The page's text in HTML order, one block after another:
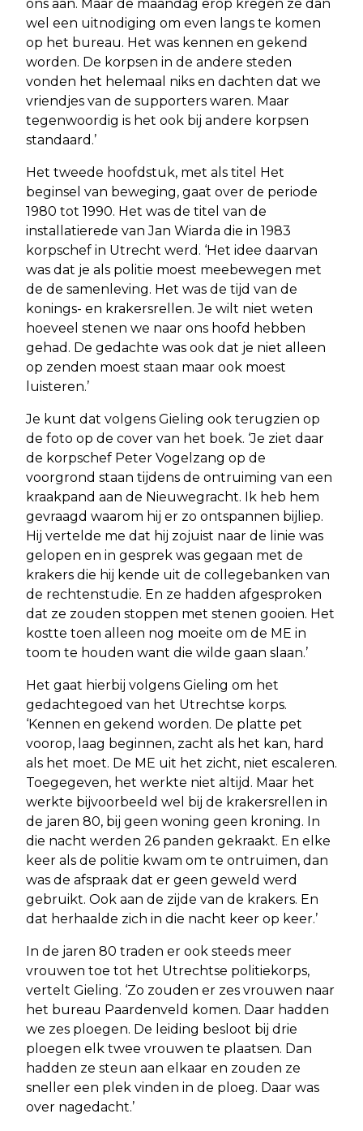
ons aan. Maar de maandag erop kregen ze dan
wel een uitnodiging om even langs te komen
op het bureau. Het was kennen en gekend
worden. De korpsen in de andere steden
vonden het helemaal niks en dachten dat we
vriendjes van de supporters waren. Maar
tegenwoordig is het ook bij andere korpsen
standaard.’
Het tweede hoofdstuk, met als titel Het
beginsel van beweging, gaat over de periode
1980 tot 1990. Het was de titel van de
installatierede van Jan Wiarda die in 1983
korpschef in Utrecht werd. ‘Het idee daarvan
was dat je als politie moest meebewegen met
de de samenleving. Het was de tijd van de
konings- en krakersrellen. Je wilt niet weten
hoeveel stenen we naar ons hoofd hebben
gehad. De gedachte was ook dat je niet alleen
op zenden moest staan maar ook moest
luisteren.’
Je kunt dat volgens Gieling ook terugzien op
de foto op de cover van het boek. ‘Je ziet daar
de korpschef Peter Vogelzang op de
voorgrond staan tijdens de ontruiming van een
kraakpand aan de Nieuwegracht. Ik heb hem
gevraagd waarom hij er zo ontspannen bijliep.
Hij vertelde me dat hij zojuist naar de linie was
gelopen en in gesprek was gegaan met de
krakers die hij kende uit de collegebanken van
de rechtenstudie. En ze hadden afgesproken
dat ze zouden stoppen met stenen gooien. Het
kostte toen alleen nog moeite om de ME in
toom te houden want die wilde gaan slaan.’
Het gaat hierbij volgens Gieling om het
gedachtegoed van het Utrechtse korps.
‘Kennen en gekend worden. De platte pet
voorop, laag beginnen, zacht als het kan, hard
als het moet. De ME uit het zicht, niet escaleren.
Toegegeven, het werkte niet altijd. Maar het
werkte bijvoorbeeld wel bij de krakersrellen in
de jaren 80, bij geen woning geen kroning. In
die nacht werden 26 panden gekraakt. En elke
keer als de politie kwam om te ontruimen, dan
was de afspraak dat er geen geweld werd
gebruikt. Ook aan de zijde van de krakers. En
dat herhaalde zich in die nacht keer op keer.’
In de jaren 80 traden er ook steeds meer
vrouwen toe tot het Utrechtse politiekorps,
vertelt Gieling. ‘Zo zouden er zes vrouwen naar
het bureau Paardenveld komen. Daar hadden
we zes ploegen. De leiding besloot bij drie
ploegen elk twee vrouwen te plaatsen. Dan
hadden ze steun aan elkaar en zouden ze
sneller een plek vinden in de ploeg. Daar was
over nagedacht.’